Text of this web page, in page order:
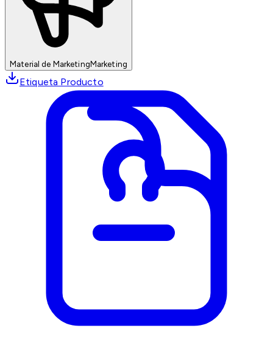
Material de MarketingMarketing
Etiqueta Producto